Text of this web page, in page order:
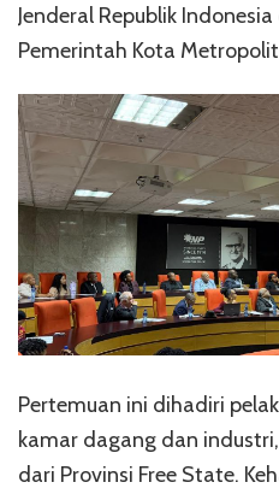
Jenderal Republik
Pemerintah Kota
Pertemuan ini dihadiri
kamar dagang dan
dari Provinsi Free State.